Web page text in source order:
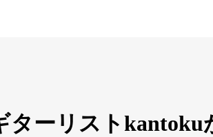
ーリストkantoku